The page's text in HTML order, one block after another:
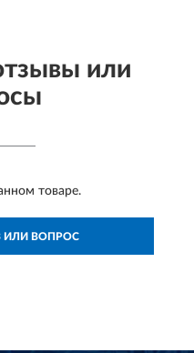
или
товаре.
ИЛИ ВОПРОС